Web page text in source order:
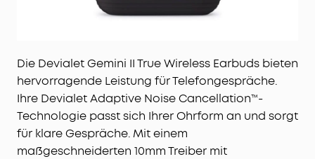
Die Devialet Gemini II True Wireless Earbuds bieten
hervorragende Leistung für Telefongespräche.
Ihre Devialet Adaptive Noise Cancellation™-
Technologie passt sich Ihrer Ohrform an und sorgt
für klare Gespräche. Mit einem
maßgeschneiderten 10mm Treiber mit